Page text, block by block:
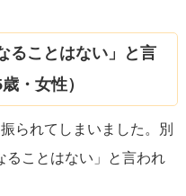
ることはない」と言
・女性）
られてしまいました。別
ることはない」と言われ